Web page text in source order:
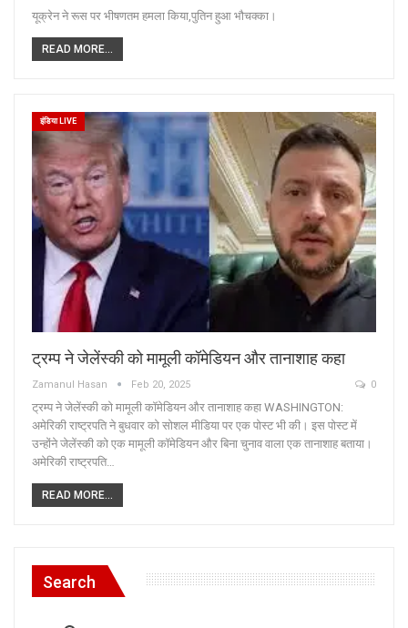
यूक्रेन ने रूस पर भीषणतम हमला किया,पुतिन हुआ भौचक्का।
READ MORE...
इंडिया LIVE
ट्रम्प ने जेलेंस्की को मामूली कॉमेडियन और तानाशाह कहा
Zamanul Hasan Feb 20, 2025 0
ट्रम्प ने जेलेंस्की को मामूली कॉमेडियन और तानाशाह कहा WASHINGTON:
अमेरिकी राष्ट्रपति ने बुधवार को सोशल मीडिया पर एक पोस्ट भी की। इस पोस्ट में
उन्होंने जेलेंस्की को एक मामूली कॉमेडियन और बिना चुनाव वाला एक तानाशाह बताया।
अमेरिकी राष्ट्रपति…
READ MORE...
Search